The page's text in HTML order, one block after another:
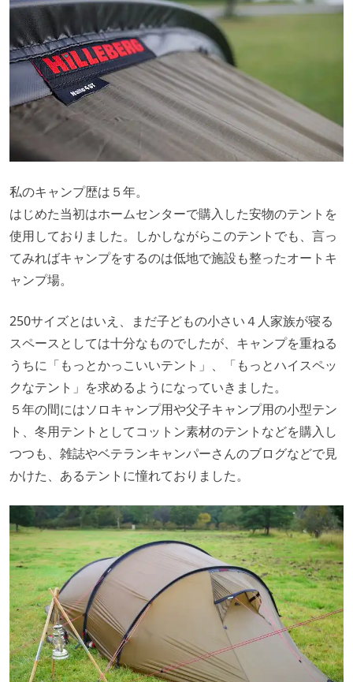
私のキャンプ歴は５年。
はじめた当初はホームセンターで購入した安物のテントを
使用しておりました。
しかしながらこのテントでも、言っ
てみればキャンプをするのは低地で施設も整ったオートキ
ャンプ場。
250サイズとはいえ、まだ子どもの小さい４人家族が寝る
スペースとしては十分なものでしたが、キャンプを重ねる
うちに「もっとかっこいいテント」、「もっとハイスペッ
クなテント」を求めるようになっていきました。
５年の間にはソロキャンプ用や父子キャンプ用の小型テン
ト、冬用テントとしてコットン素材のテントなどを購入し
つつも、雑誌やベテランキャンパーさんのブログなどで見
かけた、あるテントに憧れておりました。